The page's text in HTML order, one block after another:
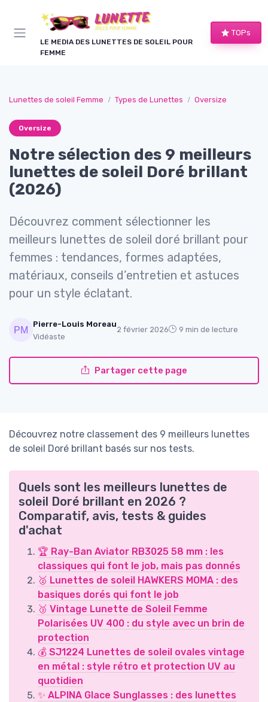
LE MEDIA DES LUNETTES DE SOLEIL POUR
FEMME
TOPs
Lunettes de soleil Femme Types de Lunettes Oversize
Oversize
Notre sélection des 9 meilleurs
lunettes de soleil Doré brillant
(2026)
Découvrez comment sélectionner les
meilleurs lunettes de soleil doré brillant pour
femmes : tendances, formes adaptées,
matériaux, conseils d’entretien et astuces
pour un style éclatant.
Pierre-Louis Moreau
Vidéaste
2 février 2026 9 min de lecture
Partager cette page
Découvrez notre classement des 9 meilleurs lunettes
de soleil Doré brillant basés sur nos tests.
Quels sont les meilleurs lunettes de
soleil Doré brillant en 2026 ?
Comparatif, avis, tests & guides
d'achat
🏆 Ray-Ban Aviator RB3025 58 mm : les
classiques qui font le job, mais pas donnés
🥈 Lunettes de soleil HAWKERS MOMA : des
basiques dorés qui font le job
🥉 Vintage Lunette de Soleil Femme
Polarisées UV 400 : du style avec un brin de
protection
💰 SJ1224 Lunettes de soleil ovales vintage
en métal : style rétro et protection UV au
quotidien
✨ ALPINA Glace Sunglasses : des lunettes